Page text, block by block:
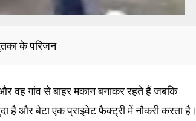
के परिजन
और वह गांव से बाहर मकान बनाकर रहते हैं जबकि
है और बेटा एक प्राइवेट फैक्ट्री में नौकरी करता है।